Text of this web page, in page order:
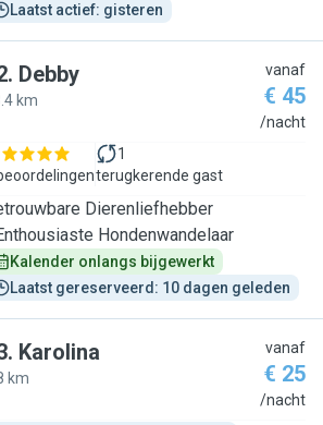
Laatst actief: gisteren
. Debby
km
vanaf
€ 45
/nacht
1
terugkerende gast
Dierenliefhebber
Hondenwandelaar
Kalender onlangs bijgewerkt
Laatst gereserveerd: 10 dagen geleden
. Karolina
km
vanaf
€ 25
/nacht